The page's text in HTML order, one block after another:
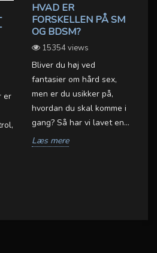
er
HVAD ER
FORSKELLEN PÅ SM
OG BDSM?
15354 views
Bliver du høj ved
fantasier om hård sex,
men er du usikker på,
hvordan du skal komme i
gang? Så har vi lavet en...
Læs mere